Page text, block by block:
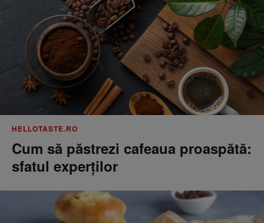
HELLOTASTE.RO
Cum să păstrezi cafeaua proaspătă:
sfatul experților